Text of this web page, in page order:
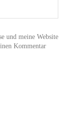
und meine Website
Kommentar